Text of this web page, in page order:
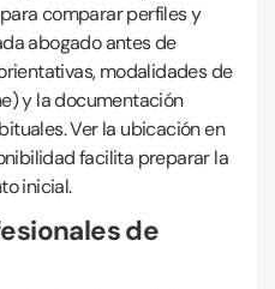
comparar perfiles y
abogado antes de
modalidades de
y la documentación
Ver la ubicación en
facilita preparar la
inicial.
de